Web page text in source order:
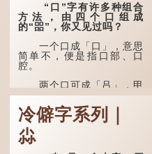
“口”字有许多种组合
方法，由四个口组成
的“㗊”，你又见过吗？
一个口成「口」，意思
简单不，便是指口部、口
腔。
两个口可成「吕」，甲
骨文字形，象脊骨形，本义
是指脊椎骨，中间有一条竖
线把脊椎段串联起来。现代
通用为姓氏。两个口也可以
写成「吅」（音：喧），古
同「喧」，大声呼叫的意
冷僻字系列｜
尛